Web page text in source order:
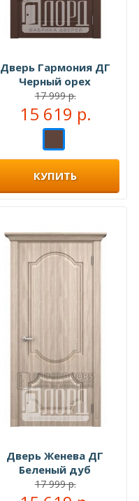
Дверь Гармония ДГ
Черный орех
17 999 р.
15 619 р.
КУПИТЬ
Дверь Женева ДГ
Беленый дуб
17 999 р.